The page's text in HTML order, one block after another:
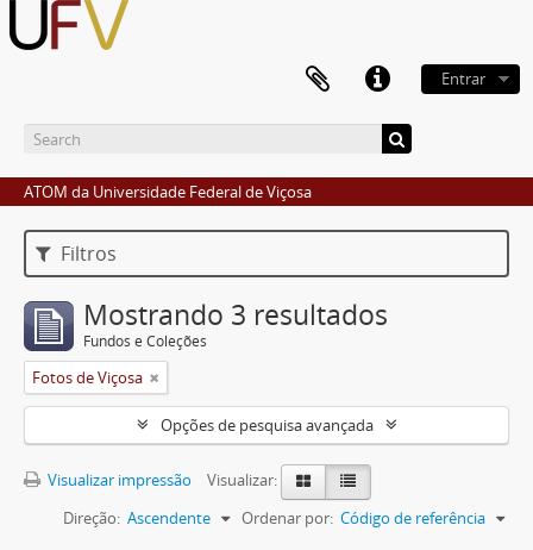
Entrar
ATOM da Universidade Federal de Viçosa
Filtros
Mostrando 3 resultados
Fundos e Coleções
Fotos de Viçosa
Opções de pesquisa avançada
Visualizar impressão
Visualizar:
Ordenar por: Código de referência
Direção: Ascendente